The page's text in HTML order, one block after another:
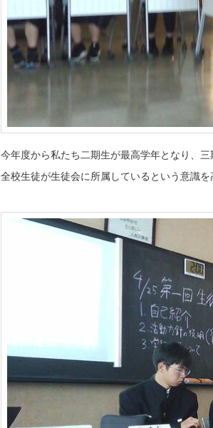
今年度から私たち二期生が最高学年となり、
全校生徒が生徒会に所属しているという意識